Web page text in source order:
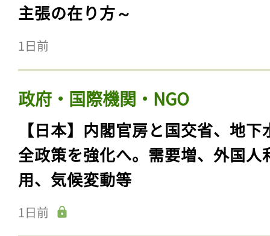
主張の在り方～
1日前
政府・国際機関・NGO
【日本】内閣官房と国交省、地下
全政策を強化へ。需要増、外国人
用、気候変動等
1日前